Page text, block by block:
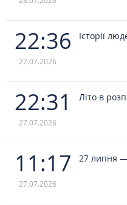
22:36
27.07.2026
Історії
22:31
27.07.2026
Літо в
11:17
27.07.2026
27 липня